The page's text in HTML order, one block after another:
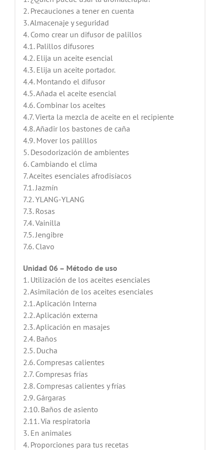
2. Precauciones a tener en cuenta
3. Almacenaje y seguridad
4. Como crear un difusor de palillos
4.1. Palillos difusores
4.2. Elija un aceite esencial
4.3. Elija un aceite portador.
4.4. Montando el difusor
4.5. Añada el aceite esencial
4.6. Combinar los aceites
4.7. Vierta la mezcla de aceite en el recipiente
4.8. Añadir los bastones de caña
4.9. Mover los palillos
5. Desodorización de ambientes
6. Cambiando el clima
7. Aceites esenciales afrodisíacos
7.1. Jazmín
7.2. YLANG-YLANG
7.3. Rosas
7.4. Vainilla
7.5. Jengibre
7.6. Clavo
Unidad 06 – Método de uso
1. Utilización de los aceites esenciales
2. Asimilación de los aceites esenciales
2.1. Aplicación Interna
2.2. Aplicación externa
2.3. Aplicación en masajes
2.4. Baños
2.5. Ducha
2.6. Compresas calientes
2.7. Compresas frías
2.8. Compresas calientes y frías
2.9. Gárgaras
2.10. Baños de asiento
2.11. Vía respiratoria
3. En animales
4. Proporciones para tus recetas